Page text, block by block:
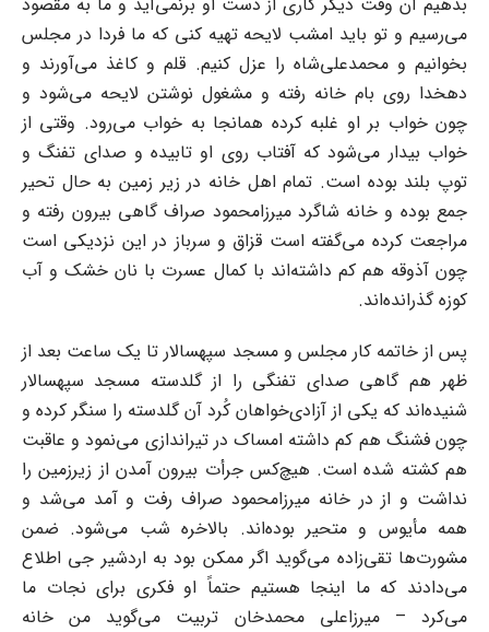
می‌رسیم و تو ‌باید امشب لایحه تهیه کنی که ما فردا در مجلس
بخوانیم و محمدعلی‌شاه را عزل کنیم. قلم و کاغذ ‌می‌آورند و
دهخدا روی بام خانه رفته و مشغول نوشتن لایحه می‌شود و
چون خواب بر او غلبه کرده ‌همانجا به خواب می‌رود. وقتی از
خواب بیدار می‌شود که آفتاب روی او تابیده و صدای تفنگ و
توپ ‌بلند بوده است.‌ تمام اهل خانه در زیر زمین به حال تحیر
جمع بوده و خانه شاگرد میرزامحمود صراف گاهی بیرون رفته و
‌مراجعت کرده می‌گفته است قزاق و سرباز در این نزدیکی است
چون آذوقه هم کم داشته‌اند با کمال ‌عسرت با نان خشک و آب
کوزه گذرانده‌اند.‌
پس از خاتمه کار مجلس و مسجد سپهسالار تا یک ساعت بعد از
ظهر هم گاهی صدای تفنگی را از ‌گلدسته مسجد سپهسالار
شنیده‌اند که یکی از آزادی‌خواهان کُرد آن گلدسته را سنگر کرده و
چون فشنگ ‌هم کم داشته امساک در تیراندازی می‌نمود و عاقبت
هم کشته شده است.‌ هیچ‌کس جرأت بیرون آمدن از زیرزمین را
نداشت و از در خانه میرزامحمود صراف رفت و آمد می‌شد و
‌همه مأیوس و متحیر بوده‌اند. بالاخره شب می‌شود. ضمن
مشورت‌ها تقی‌زاده می‌گوید اگر ممکن بود به ‌اردشیر جی اطلاع
می‌دادند که ما اینجا هستیم حتماً او فکری برای نجات ما
می‌کرد – میرزاعلی محمدخان ‌تربیت می‌گوید من خانه